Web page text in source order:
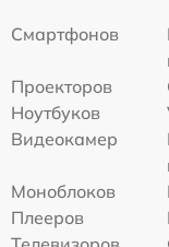
Смартфонов
Проекторов
Ноутбуков
Видеокамер
Моноблоков
Плееров